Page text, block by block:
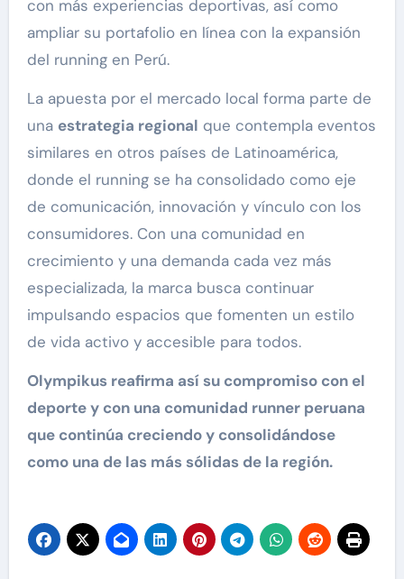
con más experiencias deportivas, así como
ampliar su portafolio en línea con la expansión
del running en Perú.
La apuesta por el mercado local forma parte de
una estrategia regional que contempla eventos
similares en otros países de Latinoamérica,
donde el running se ha consolidado como eje
de comunicación, innovación y vínculo con los
consumidores. Con una comunidad en
crecimiento y una demanda cada vez más
especializada, la marca busca continuar
impulsando espacios que fomenten un estilo
de vida activo y accesible para todos.
Olympikus reafirma así su compromiso con el
deporte y con una comunidad runner peruana
que continúa creciendo y consolidándose
como una de las más sólidas de la región.